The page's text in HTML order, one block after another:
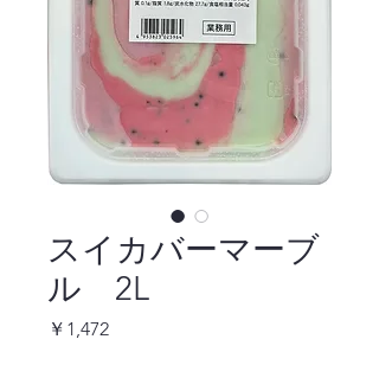
スイカバーマーブ
ル 2L
￥1,472価